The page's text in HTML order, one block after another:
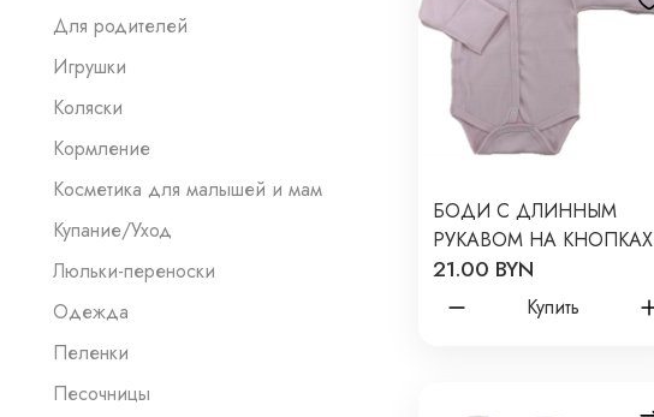
Для родителей
Игрушки
Коляски
Кормление
Косметика для малышей и мам
Купание/Уход
Люльки-переноски
Одежда
Пеленки
Песочницы
БОДИ С ДЛИННЫМ
РУКАВОМ НА КНОПКАХ
56-62 СМ ЦВЕТ: ПИОН
21.00 BYN
Купить